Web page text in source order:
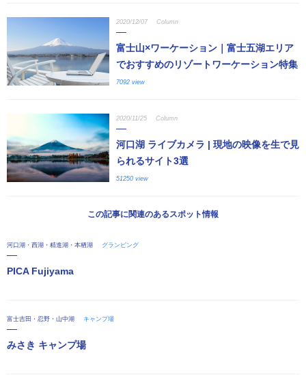
2020/12/07 Column
富士山×ワーケーション｜富士五湖エリア
でおすすめのリゾートワーケーション特集
7092 view
2020/11/25 Column
河口湖 ライブカメラ | 現地の映像を生で見
られるサイト3選
51250 view
この記事に関連のあるスポット情報
河口湖・西湖・精進湖・本栖湖 グランピング
PICA Fujiyama
富士吉田・忍野・山中湖 キャンプ場
みさき キャンプ場